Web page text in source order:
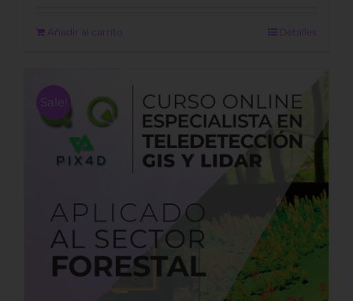
350,00 €.
Añadir al carrito Detalles
Sale!